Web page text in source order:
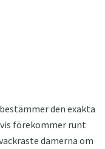
den exakta
förekommer runt
damerna om